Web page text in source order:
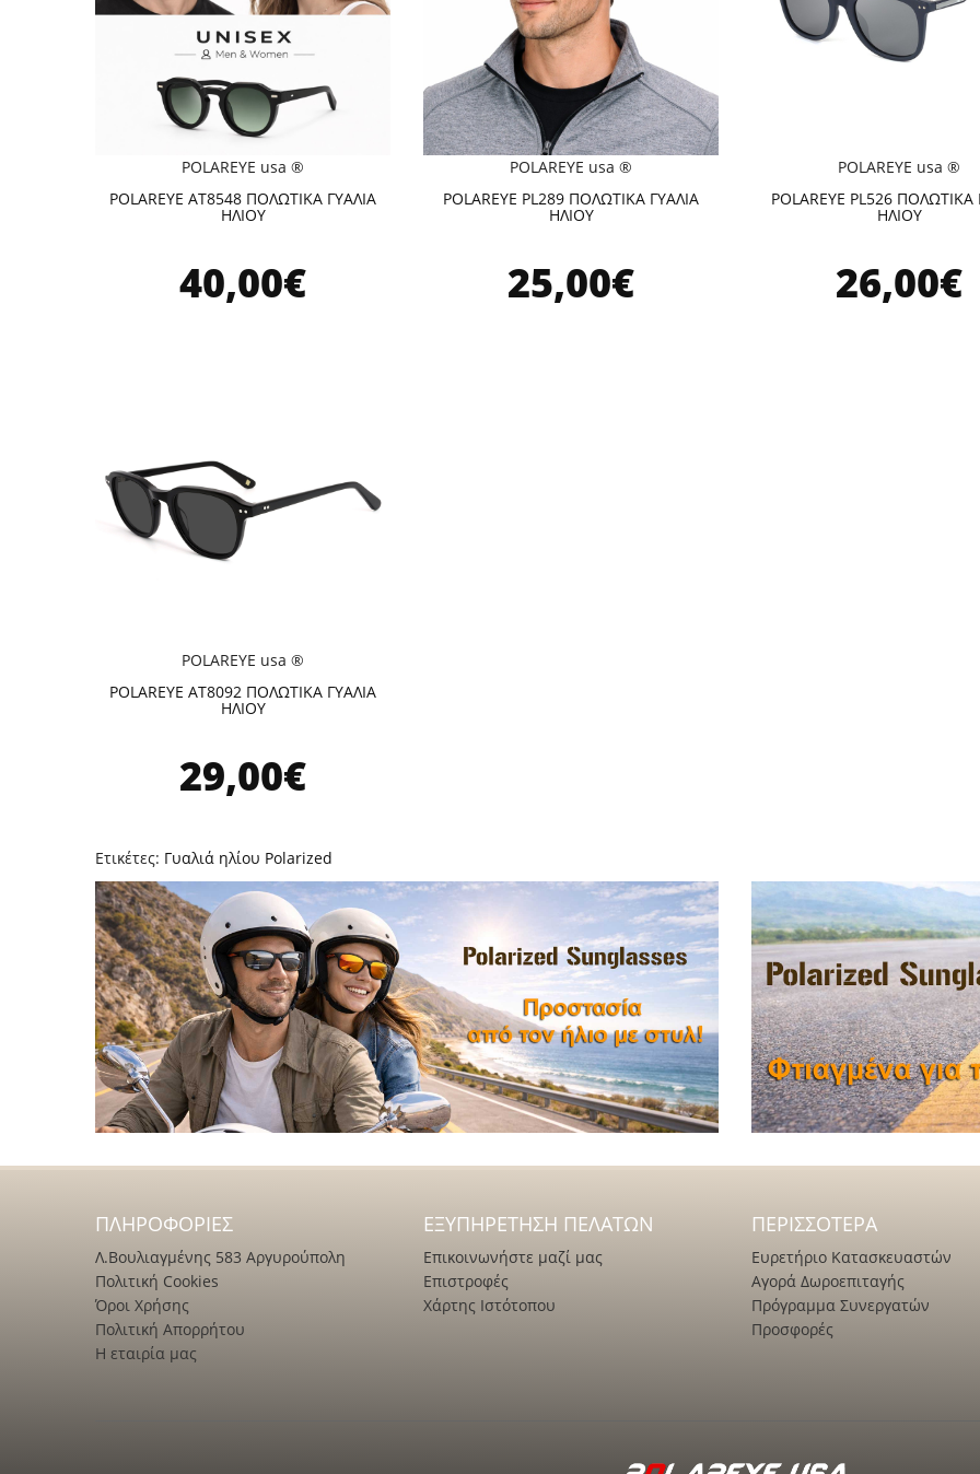
POLAREYE usa ®
POLAREYE AT8548 ΠΟΛΩΤΙΚΑ ΓΥΑΛΙΑ
ΗΛΙΟΥ
40,00€
POLAREYE usa ®
POLAREYE PL289 ΠΟΛΩΤΙΚΑ ΓΥΑΛΙΑ
ΗΛΙΟΥ
25,00€
POLAREYE usa ®
POLAREYE PL526 ΠΟΛΩΤΙΚΑ
ΗΛΙΟΥ
26,00€
POLAREYE usa ®
POLAREYE AT8092 ΠΟΛΩΤΙΚΑ ΓΥΑΛΙΑ
ΗΛΙΟΥ
29,00€
Ετικέτες: Γυαλιά ηλίου Polarized
ΠΛΗΡΟΦΟΡΊΕΣ
Λ.Βουλιαγμένης 583 Αργυρούπολη
Πολιτική Cookies
Όροι Χρήσης
Πολιτική Απορρήτου
Η εταιρία μας
ΕΞΥΠΗΡΈΤΗΣΗ ΠΕΛΑΤΏΝ
Επικοινωνήστε μαζί μας
Επιστροφές
Χάρτης Ιστότοπου
ΠΕΡΙΣΣΌΤΕΡΑ
Ευρετήριο Κατασκευαστών
Αγορά Δωροεπιταγής
Πρόγραμμα Συνεργατών
Προσφορές